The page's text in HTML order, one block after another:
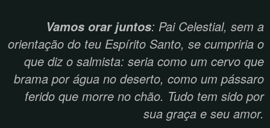
Vamos orar juntos: Pai Celestial, sem a
orientação do teu Espírito Santo, se cumpriria o
que diz o salmista: seria como um cervo que
brama por água no deserto, como um pássaro
ferido que morre no chão. Tudo tem sido por
sua graça e seu amor.